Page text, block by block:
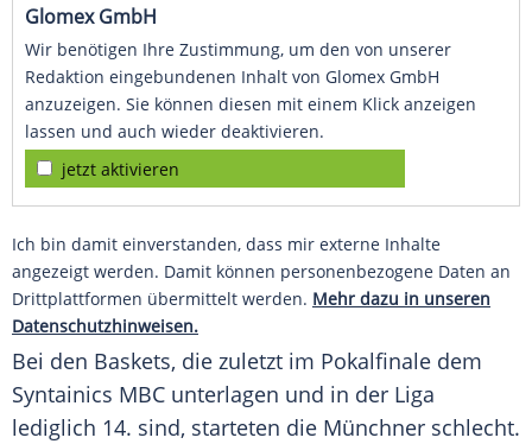
Glomex GmbH
Wir benötigen Ihre Zustimmung, um den von unserer
Redaktion eingebundenen Inhalt von Glomex GmbH
anzuzeigen. Sie können diesen mit einem Klick anzeigen
lassen und auch wieder deaktivieren.
jetzt aktivieren
Ich bin damit einverstanden, dass mir externe Inhalte
angezeigt werden. Damit können personenbezogene Daten an
Drittplattformen übermittelt werden. Mehr dazu in unseren
Datenschutzhinweisen.
Bei den Baskets, die zuletzt im Pokalfinale dem
Syntainics MBC unterlagen und in der Liga
lediglich 14. sind, starteten die Münchner schlecht.